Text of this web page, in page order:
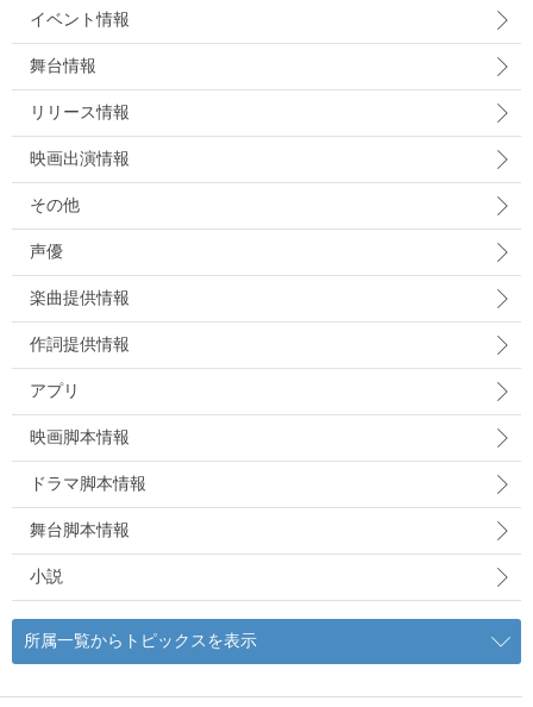
イベント情報
舞台情報
リリース情報
映画出演情報
その他
声優
楽曲提供情報
作詞提供情報
アプリ
映画脚本情報
ドラマ脚本情報
舞台脚本情報
小説
所属一覧からトピックスを表示